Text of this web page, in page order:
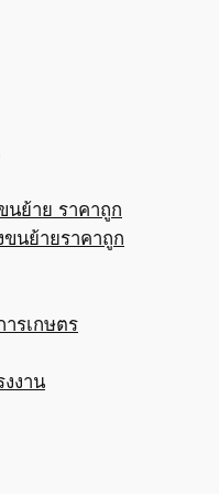
นย้าย ราคาถูก
นย้ายราคาถูก
รเกษตร
งาน